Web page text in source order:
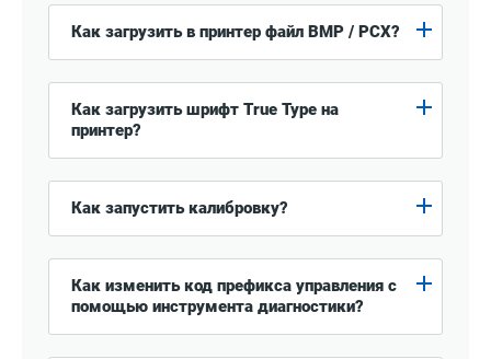
Как загрузить в принтер файл BMP / PCX?
Как загрузить шрифт True Type на
принтер?
Как запустить калибровку?
Как изменить код префикса управления с
помощью инструмента диагностики?